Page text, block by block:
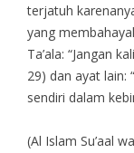
terjatuh
yang
Ta’ala: “Jangan
29) dan ayat lain:
sendiri dalam
(Al Islam Su’aal